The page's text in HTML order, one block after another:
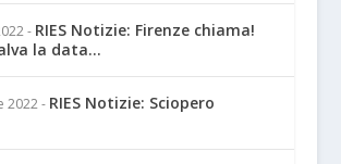
- RIES Notizie: Firenze chiama!
la data...
2022 - RIES Notizie: Sciopero